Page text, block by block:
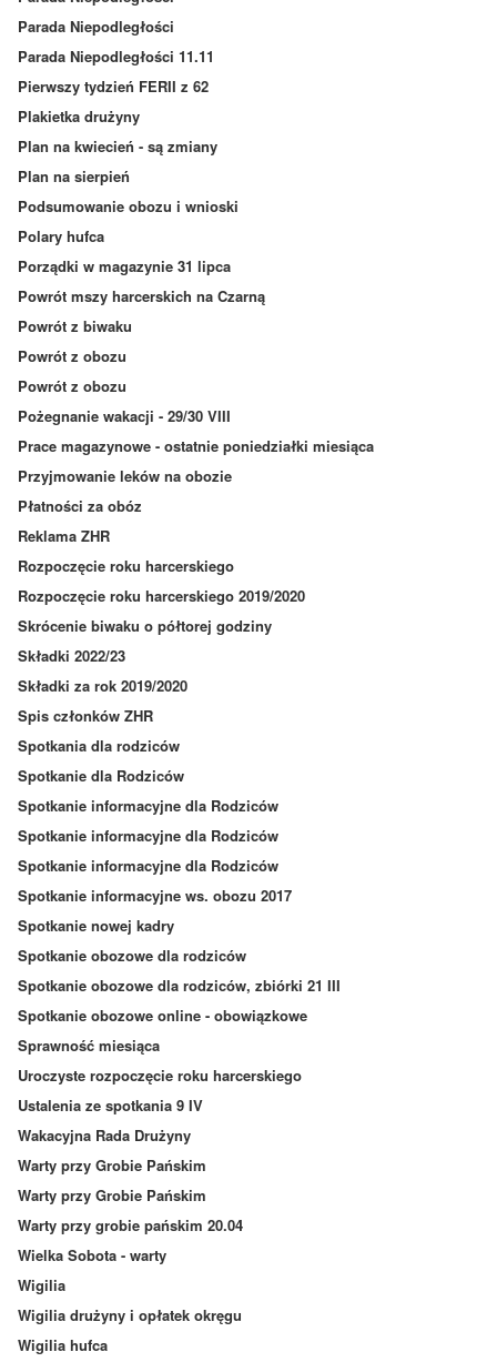
Parada Niepodległości
Parada Niepodległości 11.11
Pierwszy tydzień FERII z 62
Plakietka drużyny
Plan na kwiecień - są zmiany
Plan na sierpień
Podsumowanie obozu i wnioski
Polary hufca
Porządki w magazynie 31 lipca
Powrót mszy harcerskich na Czarną
Powrót z biwaku
Powrót z obozu
Powrót z obozu
Pożegnanie wakacji - 29/30 VIII
Prace magazynowe - ostatnie poniedziałki miesiąca
Przyjmowanie leków na obozie
Płatności za obóz
Reklama ZHR
Rozpoczęcie roku harcerskiego
Rozpoczęcie roku harcerskiego 2019/2020
Skrócenie biwaku o półtorej godziny
Składki 2022/23
Składki za rok 2019/2020
Spis członków ZHR
Spotkania dla rodziców
Spotkanie dla Rodziców
Spotkanie informacyjne dla Rodziców
Spotkanie informacyjne dla Rodziców
Spotkanie informacyjne dla Rodziców
Spotkanie informacyjne ws. obozu 2017
Spotkanie nowej kadry
Spotkanie obozowe dla rodziców
Spotkanie obozowe dla rodziców, zbiórki 21 III
Spotkanie obozowe online - obowiązkowe
Sprawność miesiąca
Uroczyste rozpoczęcie roku harcerskiego
Ustalenia ze spotkania 9 IV
Wakacyjna Rada Drużyny
Warty przy Grobie Pańskim
Warty przy Grobie Pańskim
Warty przy grobie pańskim 20.04
Wielka Sobota - warty
Wigilia
Wigilia drużyny i opłatek okręgu
Wigilia hufca